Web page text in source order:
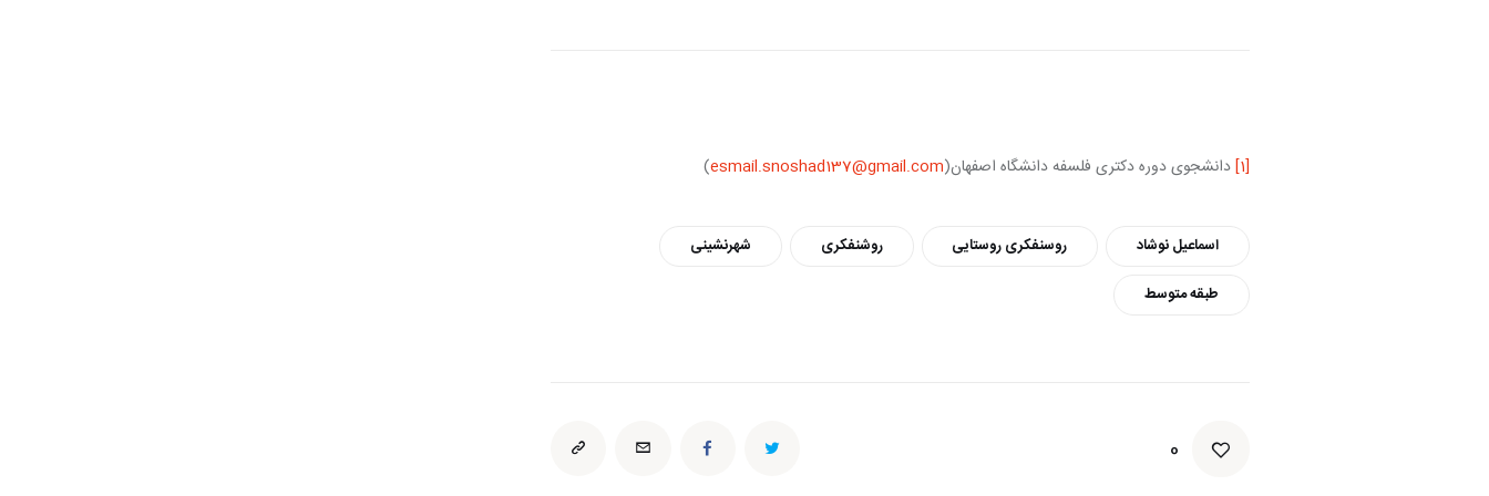
[1] دانشجوی دوره دکتری فلسفه دانشگاه اصفهان(esmail.snoshad137@gmail.com
)
اسماعیل نوشاد روسنفکری روستایی روشنفکری
شهرنشینی
طبقه متوسط
0